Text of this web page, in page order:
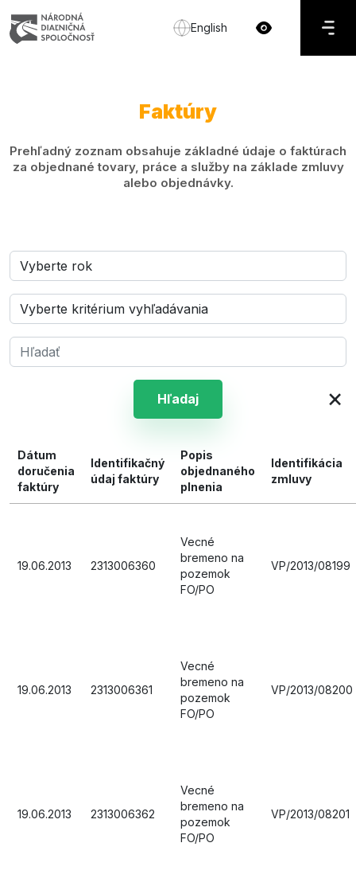
English
Faktúry
Prehľadný zoznam obsahuje základné údaje o faktúrach
za objednané tovary, práce a služby na základe zmluvy
alebo objednávky.
Hľadaj ×
Dátum
doručenia
faktúry
Identifikačný
údaj faktúry
Popis
objednaného
plnenia
Identifikácia
zmluvy
19.06.2013 2313006360
Vecné
bremeno na
pozemok
FO/PO
VP/2013/08199
19.06.2013 2313006361
Vecné
bremeno na
pozemok
FO/PO
VP/2013/08200
19.06.2013 2313006362
Vecné
bremeno na
pozemok
FO/PO
VP/2013/08201